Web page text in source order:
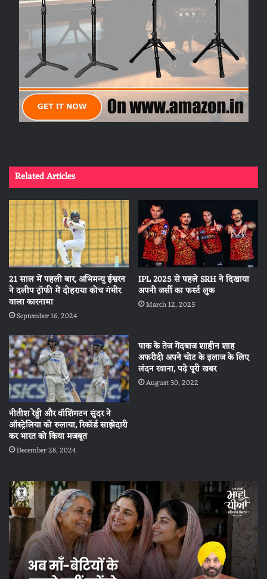
Related Articles
21 साल में पहली बार, अभिमन्यु ईश्वरन
ने दलीप ट्रॉफी में दोहराया कोच गंभीर
वाला कारनामा
September 16, 2024
IPL 2025 से पहले SRH ने दिखाया
अपनी जर्सी का फर्स्ट लुक
March 12, 2025
नीतीश रेड्डी और वॉशिंगटन सुंदर ने
ऑस्ट्रेलिया को रुलाया, रिकॉर्ड साझेदारी
कर भारत को किया मजबूत
December 28, 2024
पाक के तेज गेंदबाज शाहीन शाह
अफरीदी अपने चोट के इलाज के लिए
लंदन रवाना, पढ़े पूरी खबर
August 30, 2022